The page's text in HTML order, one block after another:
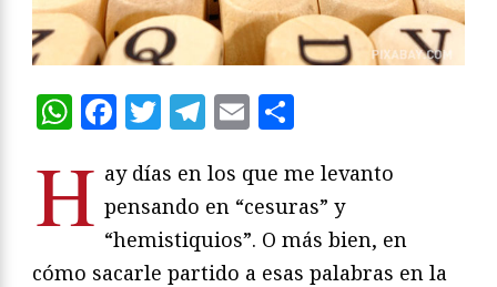
WhatsApp
Facebook
Twitter
Telegram
Email
H ay días en los que me levanto
pensando en “cesuras” y
“hemistiquios”. O más bien, en
cómo sacarle partido a esas palabras en la